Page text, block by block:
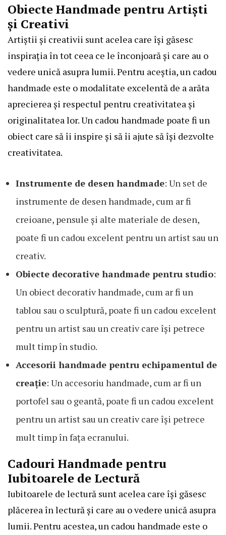
Obiecte Handmade pentru Artiști
și Creativi
Artiștii și creativii sunt acelea care își găsesc
inspirația în tot ceea ce le înconjoară și care au o
vedere unică asupra lumii. Pentru aceștia, un cadou
handmade este o modalitate excelentă de a arăta
aprecierea și respectul pentru creativitatea și
originalitatea lor. Un cadou handmade poate fi un
obiect care să îi inspire și să îi ajute să își dezvolte
creativitatea.
Instrumente de desen handmade: Un set de
instrumente de desen handmade, cum ar fi
creioane, pensule și alte materiale de desen,
poate fi un cadou excelent pentru un artist sau un
creativ.
Obiecte decorative handmade pentru studio:
Un obiect decorativ handmade, cum ar fi un
tablou sau o sculptură, poate fi un cadou excelent
pentru un artist sau un creativ care își petrece
mult timp în studio.
Accesorii handmade pentru echipamentul de
creație: Un accesoriu handmade, cum ar fi un
portofel sau o geantă, poate fi un cadou excelent
pentru un artist sau un creativ care își petrece
mult timp în fața ecranului.
Cadouri Handmade pentru
Iubitoarele de Lectură
Iubitoarele de lectură sunt acelea care își găsesc
plăcerea în lectură și care au o vedere unică asupra
lumii. Pentru acestea, un cadou handmade este o